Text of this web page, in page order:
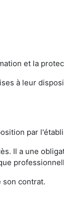
et la
à leur
par
Il a une
son contrat.